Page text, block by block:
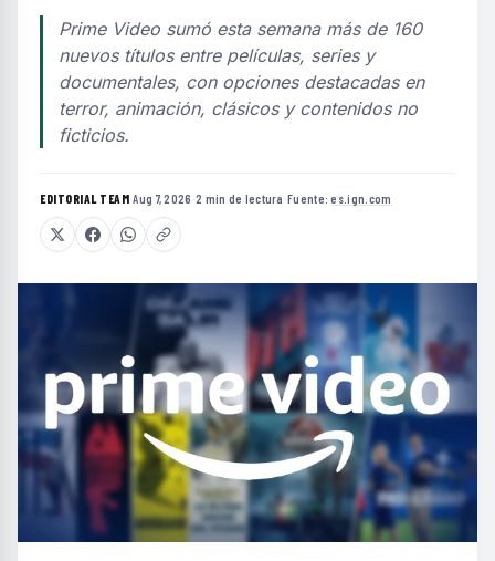
Prime Video sumó esta semana más de 160
nuevos títulos entre películas, series y
documentales, con opciones destacadas en
terror, animación, clásicos y contenidos no
ficticios.
EDITORIAL TEAM·Aug 7, 2026 ·2 min de lectura ·Fuente:es.ign.com